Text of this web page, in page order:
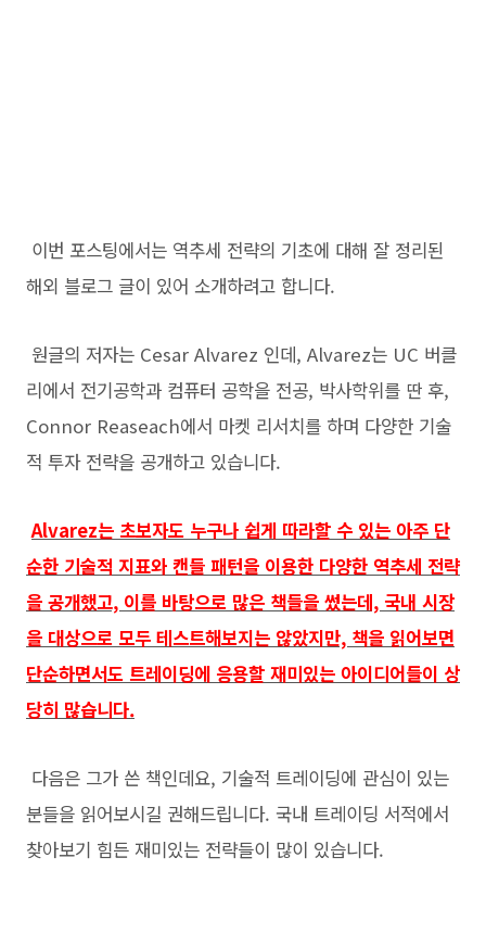
이번 포스팅에서는 역추세 전략의 기초에 대해 잘 정리된
해외 블로그 글이 있어 소개하려고 합니다.
원글의 저자는 Cesar Alvarez 인데, Alvarez는 UC 버클
리에서 전기공학과 컴퓨터 공학을 전공, 박사학위를 딴 후,
Connor Reaseach에서 마켓 리서치를 하며 다양한 기술
적 투자 전략을 공개하고 있습니다.
Alvarez는 초보자도 누구나 쉽게 따라할 수 있는 아주 단
순한 기술적 지표와 캔들 패턴을 이용한 다양한 역추세 전략
을 공개했고, 이를 바탕으로 많은 책들을 썼는데, 국내 시장
을 대상으로 모두 테스트해보지는 않았지만, 책을 읽어보면
단순하면서도 트레이딩에 응용할 재미있는 아이디어들이 상
당히 많습니다.
다음은 그가 쓴 책인데요, 기술적 트레이딩에 관심이 있는
분들을 읽어보시길 권해드립니다. 국내 트레이딩 서적에서
찾아보기 힘든 재미있는 전략들이 많이 있습니다.